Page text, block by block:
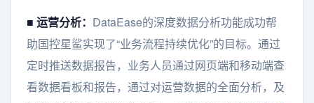
■ 运营分析： DataEase的深度数据分析功能成功帮
助国控星鲨实现了“业务流程持续优化”的目标。通过
定时推送数据报告，业务人员通过网页端和移动端查
看数据看板和报告，通过对运营数据的全面分析，及